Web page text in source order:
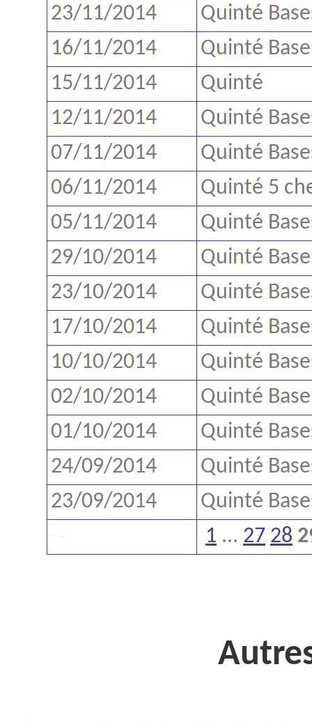
23/11/2014
Quinté
16/11/2014
Quinté Base
15/11/2014
Quinté
12/11/2014
Quinté
07/11/2014
Quinté
06/11/2014
Quinté 5
05/11/2014
Quinté
29/10/2014
Quinté Base
23/10/2014
Quinté
17/10/2014
Quinté
10/10/2014
Quinté
02/10/2014
Quinté Base
01/10/2014
Quinté
24/09/2014
Quinté
23/09/2014
Quinté
1 ... 27 28